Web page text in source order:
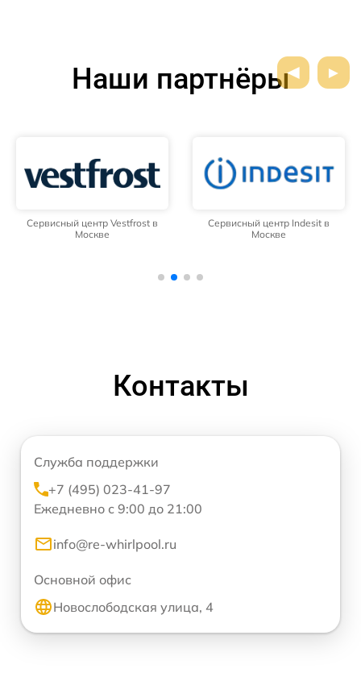
Наши партнёры
Сервисный центр Vestfrost в
Москве
Сервисный центр Indesit в
Москве
Контакты
Служба поддержки
+7 (495) 023-41-97
Ежедневно с 9:00 до 21:00
info@re-whirlpool.ru
Основной офис
Новослободская улица, 4